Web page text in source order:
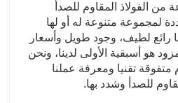
الفولاذ المقاوم للصدأ
لمجموعة متنوعة له أو لها
رائع لطيف، وجود طويل وأسعار
هو أسبقية الأولى لدينا، ونحن
متفوقة تقنيا ومعرفة عملنا
للصدأ وشدد بها.